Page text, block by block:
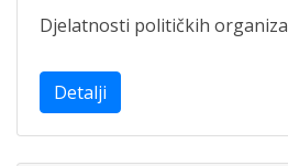
Djelatnosti političkih
Detalji